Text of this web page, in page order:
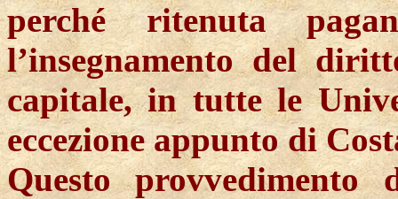
perché ritenuta
l’insegnamento del
capitale, in tutte le
eccezione appunto di
Questo provvedimento